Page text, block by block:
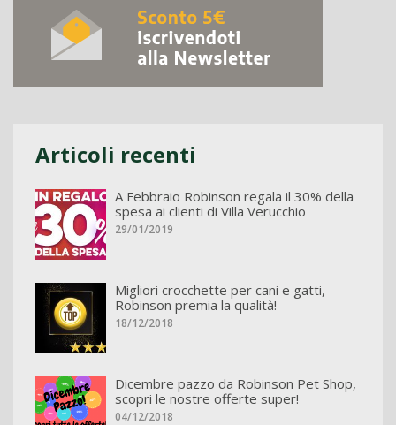
Articoli recenti
A Febbraio Robinson regala il 30% della
spesa ai clienti di Villa Verucchio
29/01/2019
Migliori crocchette per cani e gatti,
Robinson premia la qualità!
18/12/2018
Dicembre pazzo da Robinson Pet Shop,
scopri le nostre offerte super!
04/12/2018